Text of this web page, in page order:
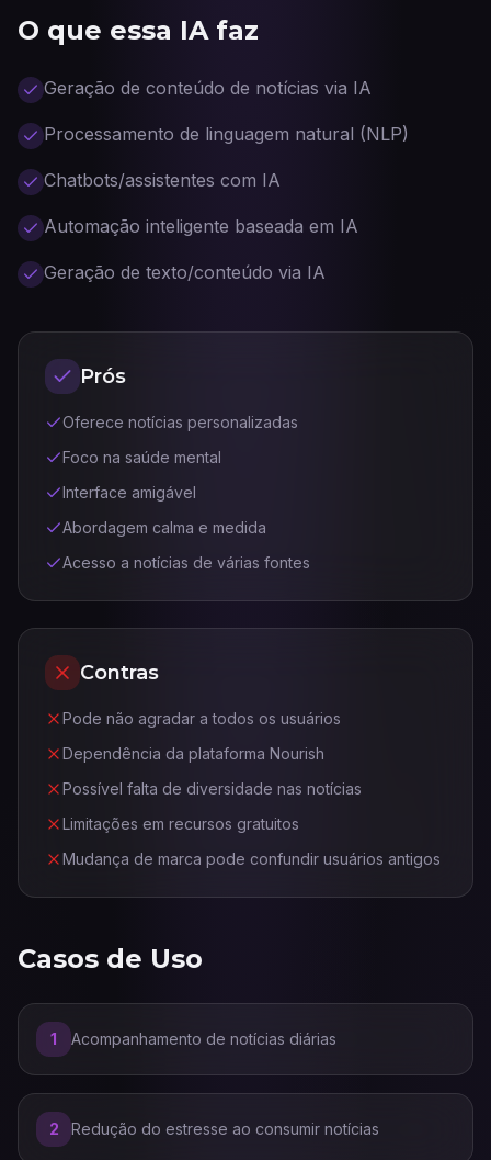
O que essa IA faz
Geração de conteúdo de notícias via IA
Processamento de linguagem natural (NLP)
Chatbots/assistentes com IA
Automação inteligente baseada em IA
Geração de texto/conteúdo via IA
Prós
Oferece notícias personalizadas
Foco na saúde mental
Interface amigável
Abordagem calma e medida
Acesso a notícias de várias fontes
Contras
Pode não agradar a todos os usuários
Dependência da plataforma Nourish
Possível falta de diversidade nas notícias
Limitações em recursos gratuitos
Mudança de marca pode confundir usuários antigos
Casos de Uso
1 Acompanhamento de notícias diárias
2 Redução do estresse ao consumir notícias